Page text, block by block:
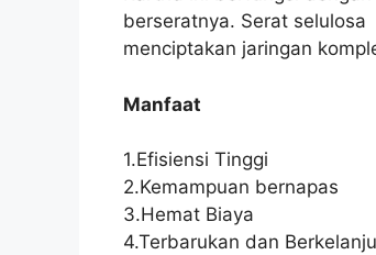
berseratnya. Serat selulosa
menciptakan jaringan
Manfaat
1.Efisiensi Tinggi
2.Kemampuan bernapas
3.Hemat Biaya
4.Terbarukan dan